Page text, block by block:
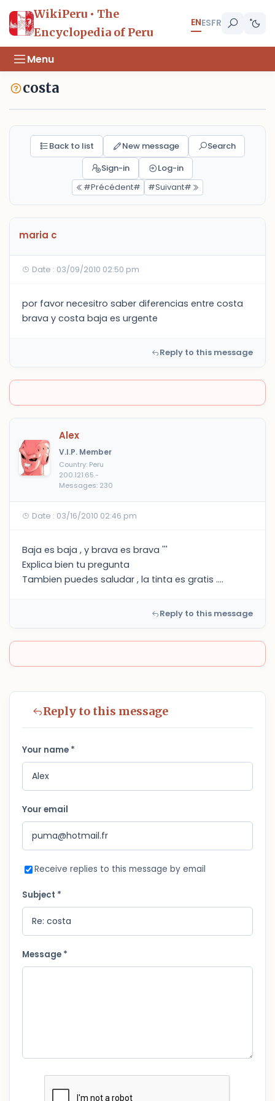
WikiPeru • The
Encyclopedia of Peru
ENESFR
Menu
costa
Back to list New message
Search
Sign-in
Log-in
#Précédent#
#Suivant#
maria c
Date : 03/09/2010 02:50 pm
por favor necesitro saber diferencias entre costa
brava y costa baja es urgente
Reply to this message
Alex
V.I.P. Member
Country: Peru
200.121.65.-
Messages: 230
Date : 03/16/2010 02:46 pm
Baja es baja , y brava es brava '''
Explica bien tu pregunta
Tambien puedes saludar , la tinta es gratis ....
Reply to this message
Reply to this message
Your name *
Your email
Receive replies to this message by email
Subject *
Message *